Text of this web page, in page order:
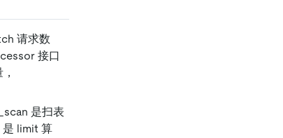
请求数
接口
是扫表
limit 算